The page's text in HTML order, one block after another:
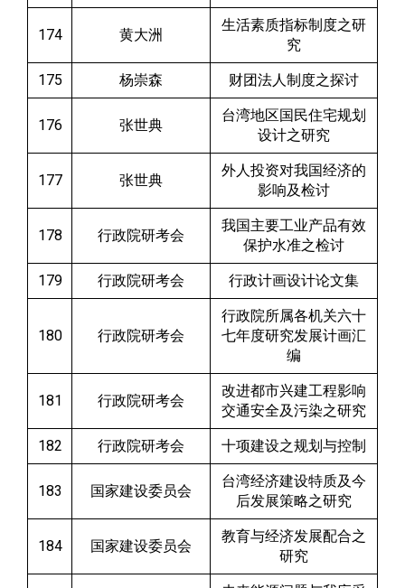
174 黄大洲
生活素质指标制度之研
究
175 杨崇森 财团法人制度之探讨
176 张世典
台湾地区国民住宅规划
设计之研究
177 张世典
外人投资对我国经济的
影响及检讨
178 行政院研考会
我国主要工业产品有效
保护水准之检讨
179 行政院研考会 行政计画设计论文集
180 行政院研考会
行政院所属各机关六十
七年度研究发展计画汇
编
181 行政院研考会
改进都市兴建工程影响
交通安全及污染之研究
182 行政院研考会 十项建设之规划与控制
183 国家建设委员会
台湾经济建设特质及今
后发展策略之研究
184 国家建设委员会
教育与经济发展配合之
研究